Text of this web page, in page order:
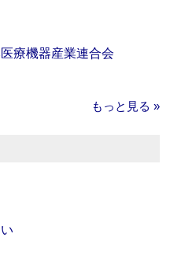
療機器産業連合会
もっと見る »